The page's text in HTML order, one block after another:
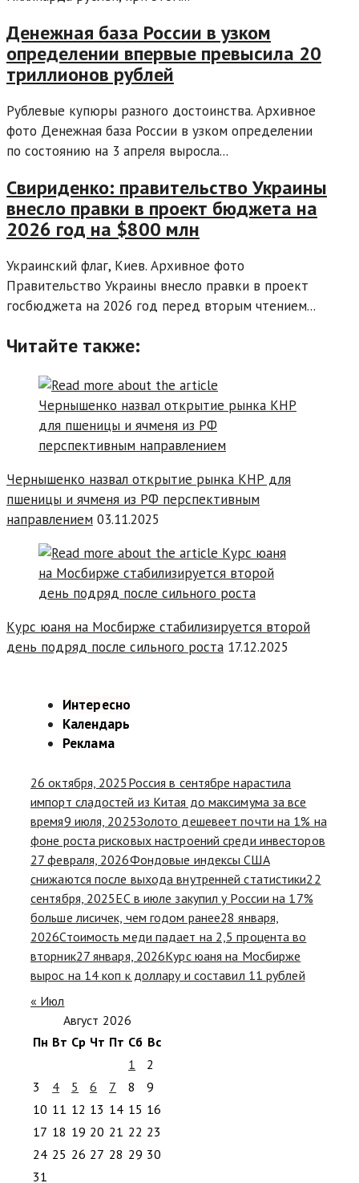
Денежная база России в узком
определении впервые превысила 20
триллионов рублей
Рублевые купюры разного достоинства. Архивное
фото Денежная база России в узком определении
по состоянию на 3 апреля выросла...
Свириденко: правительство Украины
внесло правки в проект бюджета на
2026 год на $800 млн
Украинский флаг, Киев. Архивное фото
Правительство Украины внесло правки в проект
госбюджета на 2026 год перед вторым чтением...
Читайте также:
Чернышенко назвал открытие рынка КНР для
пшеницы и ячменя из РФ перспективным
направлением 03.11.2025
Курс юаня на Мосбирже стабилизируется второй
день подряд после сильного роста 17.12.2025
Интересно
Календарь
Реклама
26 октября, 2025 Россия в сентябре нарастила
импорт сладостей из Китая до максимума за все
время9 июля, 2025Золото дешевеет почти на 1% на
фоне роста рисковых настроений среди инвесторов
27 февраля, 2026Фондовые индексы США
снижаются после выхода внутренней статистики22
сентября, 2025ЕС в июле закупил у России на 17%
больше лисичек, чем годом ранее28 января,
2026Стоимость меди падает на 2,5 процента во
вторник27 января, 2026Курс юаня на Мосбирже
вырос на 14 коп к доллару и составил 11 рублей
« Июл
Август 2026
Пн Вт Ср Чт Пт Сб Вс
1
2
3
4 5 6 7 8
9
10 11 12 13 14 15 16
17 18 19 20 21 22 23
24 25 26 27 28 29 30
31